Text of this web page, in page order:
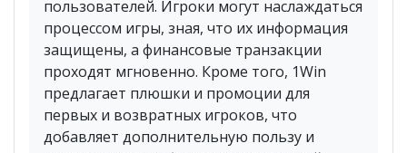
пользователей. Игроки могут наслаждаться
процессом игры, зная, что их информация
защищены, а финансовые транзакции
проходят мгновенно. Кроме того, 1Win
предлагает плюшки и промоции для
первых и возвратных игроков, что
добавляет дополнительную пользу и